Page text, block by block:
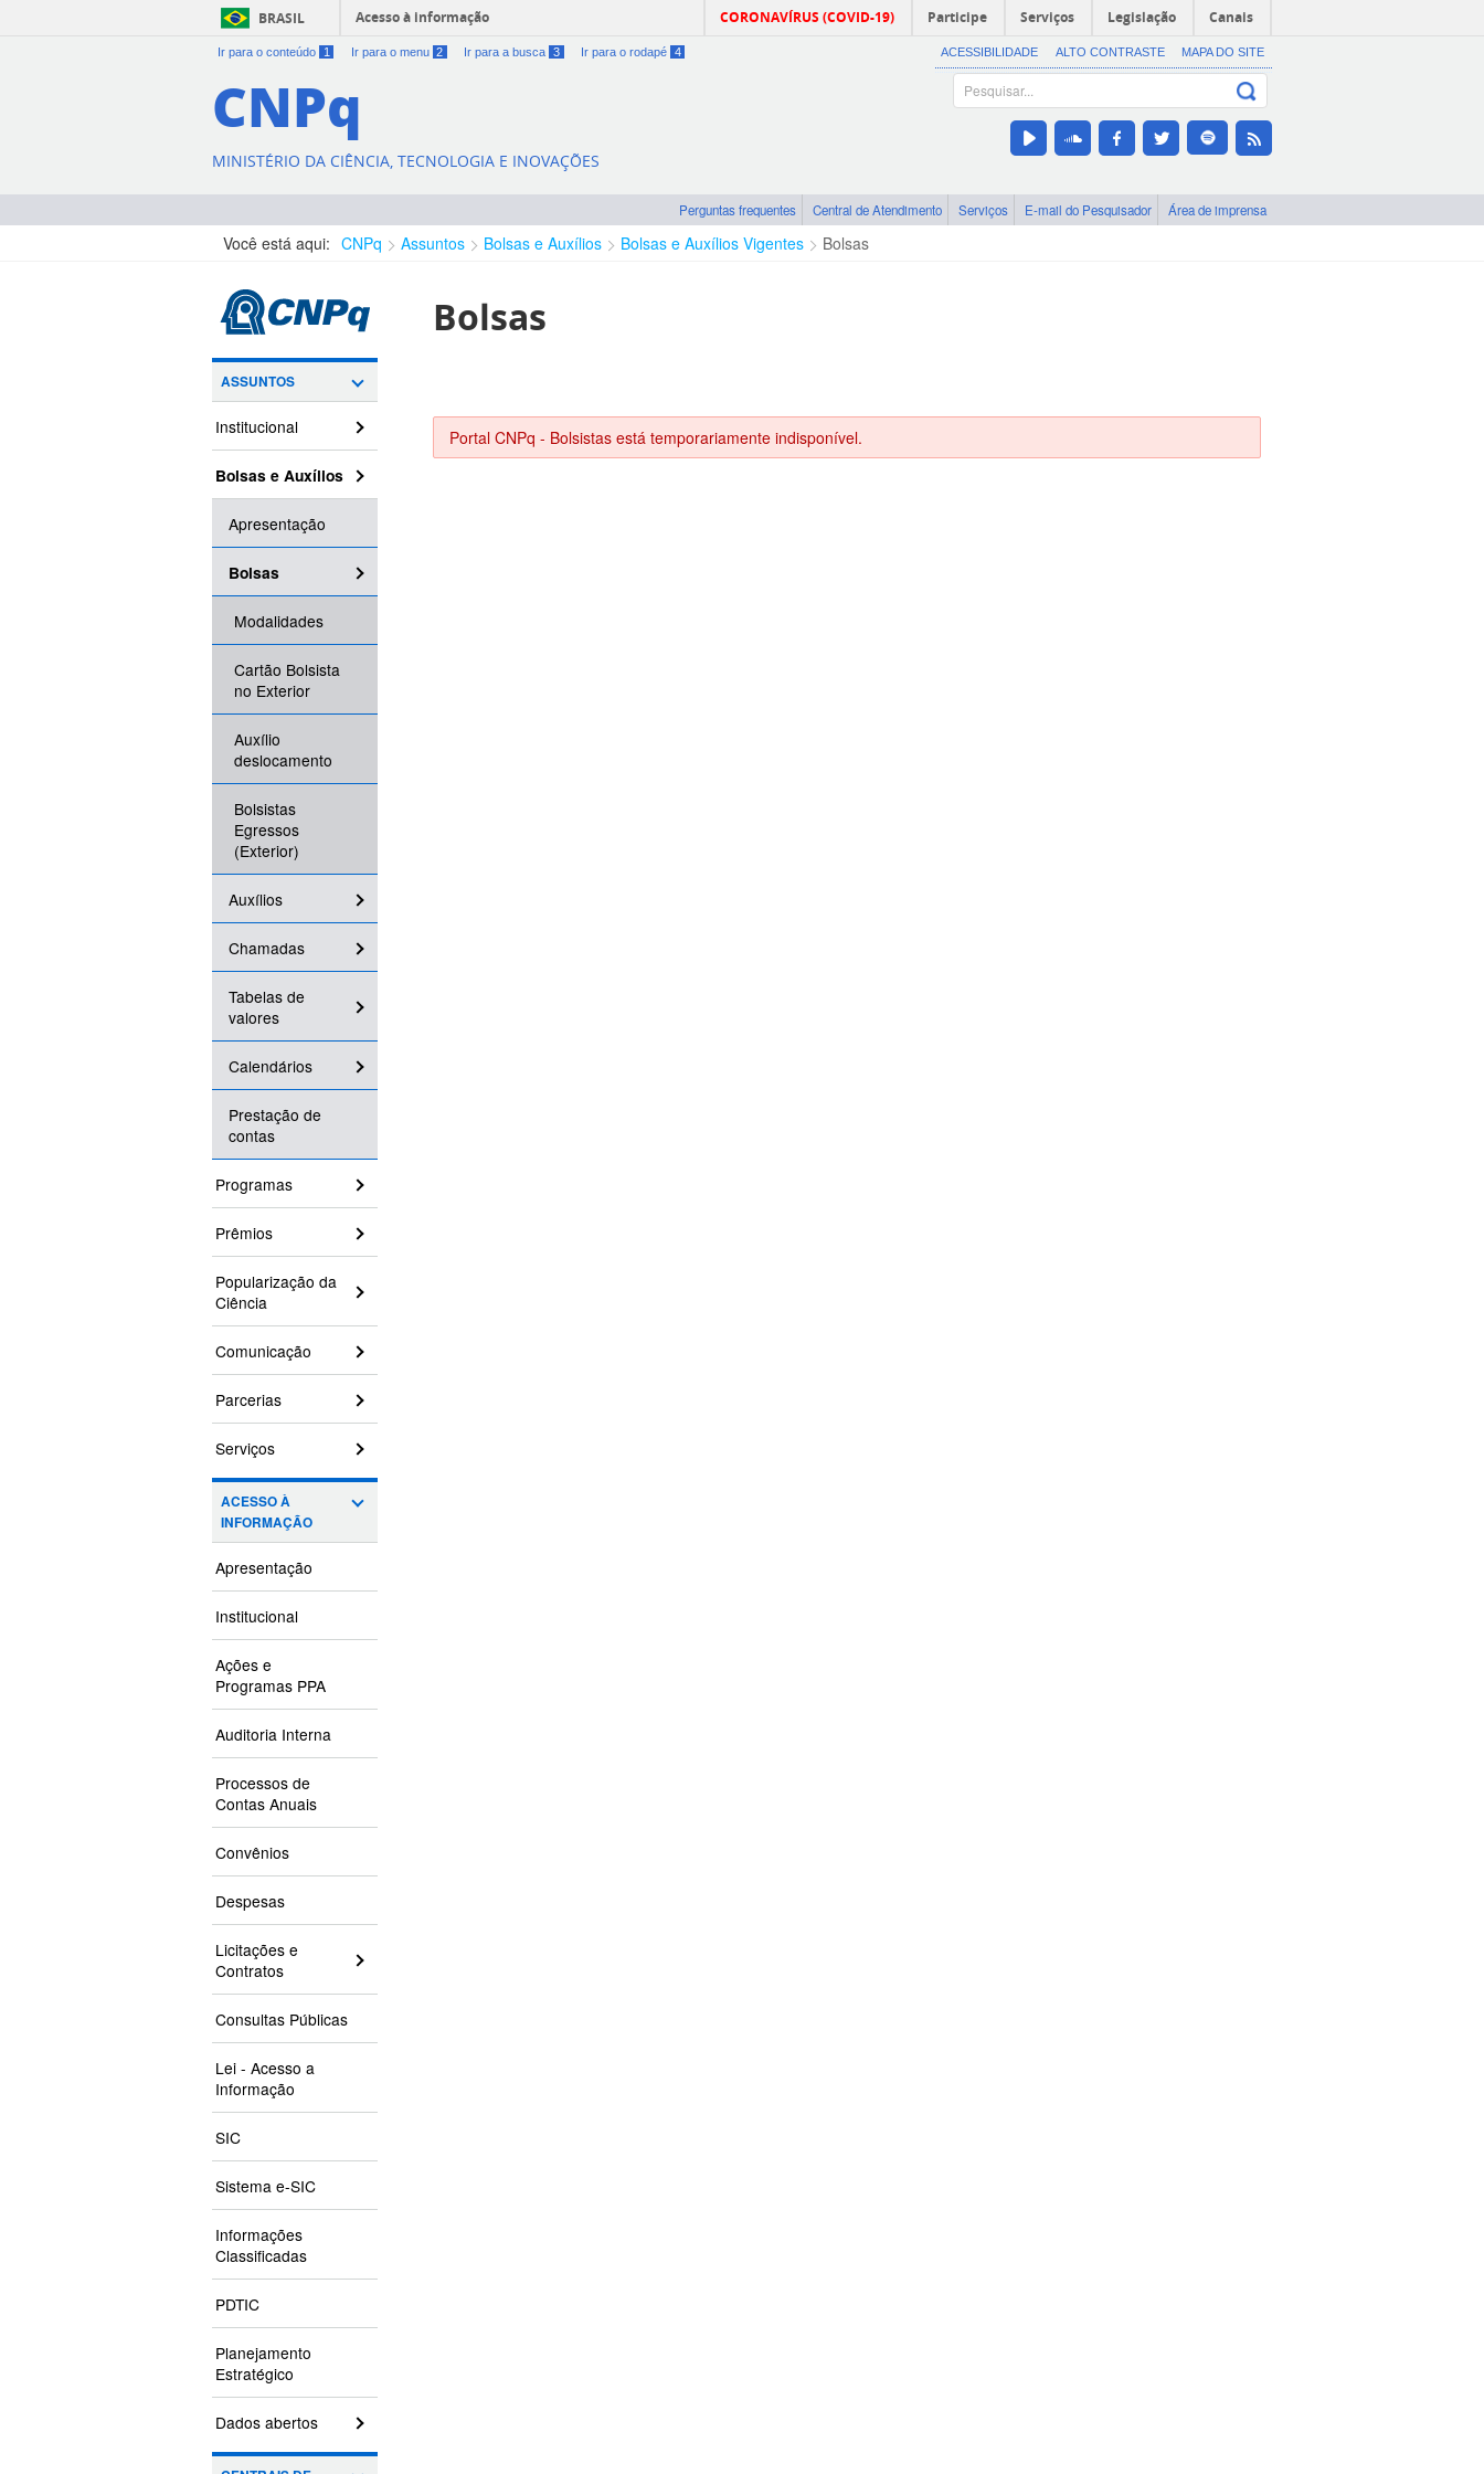
BRASIL Acesso à informação CORONAVÍRUS (COVID-19) Participe Serviços Legislação Canais
Ir para o conteúdo 1 Ir para o menu 2 Ir para a busca 3 Ir para o rodapé 4 ACESSIBILIDADE ALTO CONTRASTE MAPA DO SITE
CNPq
MINISTÉRIO DA CIÊNCIA, TECNOLOGIA E INOVAÇÕES
Perguntas frequentes Central de Atendimento Serviços E-mail do Pesquisador Área de imprensa
Você está aqui: CNPq Assuntos Bolsas e Auxílios Bolsas e Auxílios Vigentes Bolsas
ASSUNTOS
Institucional
Bolsas e Auxílios
Apresentação
Bolsas
Modalidades
Cartão Bolsista
no Exterior
Auxílio
deslocamento
Bolsistas
Egressos
(Exterior)
Auxílios
Chamadas
Tabelas de
valores
Calendários
Prestação de
contas
Programas
Prêmios
Popularização da
Ciência
Comunicação
Parcerias
Serviços
ACESSO À
INFORMAÇÃO
Apresentação
Institucional
Ações e
Programas PPA
Auditoria Interna
Processos de
Contas Anuais
Convênios
Despesas
Licitações e
Contratos
Consultas Públicas
Lei - Acesso a
Informação
SIC
Sistema e-SIC
Informações
Classificadas
PDTIC
Planejamento
Estratégico
Dados abertos
Bolsas
Portal CNPq - Bolsistas está temporariamente indisponível.